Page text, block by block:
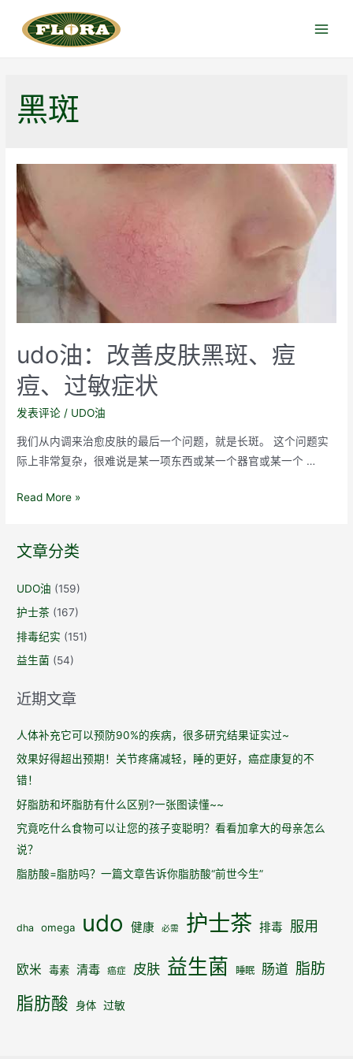
黑斑
udo油：改善皮肤黑斑、痘
痘、过敏症状
发表评论 / UDO油
我们从内调来治愈皮肤的最后一个问题，就是长斑。 这个问题实
际上非常复杂，很难说是某一项东西或某一个器官或某一个 …
udo
善
肤
黑
斑、
痘
过
症
状
Read More »
文章分类
UDO油 (159)
护士茶 (167)
排毒纪实 (151)
益生菌 (54)
近期文章
人体补充它可以预防90%的疾病，很多研究结果证实过~
效果好得超出预期！关节疼痛减轻，睡的更好，癌症康复的不
错！
好脂肪和坏脂肪有什么区别?一张图读懂~~
究竟吃什么食物可以让您的孩子变聪明？看看加拿大的母亲怎么
说？
脂肪酸=脂肪吗？一篇文章告诉你脂肪酸“前世今生”
dha omega udo 健康 必需 护士茶 排毒 服用
欧米 毒素 清毒 癌症 皮肤 益生菌 睡眠 肠道 脂肪
脂肪酸 身体 过敏